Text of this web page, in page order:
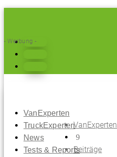
Folgen
VanExperten
TruckExperten
News
Tests & Reports
- Werbung -
VanExperten
9
Beiträge